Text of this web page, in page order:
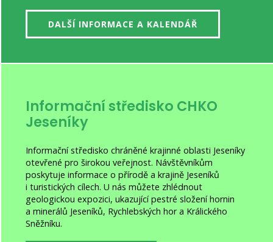
DALŠÍ INFORMACE A KALENDÁŘ
Informační středisko CHKO
Jeseníky
Informační středisko chráněné krajinné oblasti Jeseníky
otevřené pro širokou veřejnost. Návštěvníkům
poskytuje informace o přírodě a krajině Jeseníků
i turistických cílech. U nás můžete zhlédnout
geologickou expozici, ukazující pestré složení hornin
a minerálů Jeseníků, Rychlebských hor a Králického
Sněžníku.